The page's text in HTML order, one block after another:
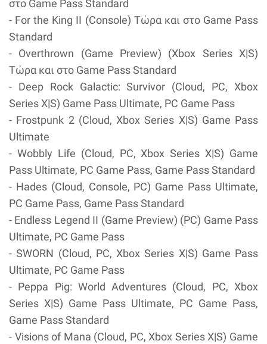
στο Game Pass Standard
- For the King II (Console) Τώρα και στο Game Pass
Standard
- Overthrown (Game Preview) (Xbox Series X|S)
Τώρα και στο Game Pass Standard
- Deep Rock Galactic: Survivor (Cloud, PC, Xbox
Series X|S) Game Pass Ultimate, PC Game Pass
- Frostpunk 2 (Cloud, Xbox Series X|S) Game Pass
Ultimate
- Wobbly Life (Cloud, PC, Xbox Series X|S) Game
Pass Ultimate, PC Game Pass, Game Pass Standard
- Hades (Cloud, Console, PC) Game Pass Ultimate,
PC Game Pass, Game Pass Standard
- Endless Legend II (Game Preview) (PC) Game Pass
Ultimate, PC Game Pass
- SWORN (Cloud, PC, Xbox Series X|S) Game Pass
Ultimate, PC Game Pass
- Peppa Pig: World Adventures (Cloud, PC, Xbox
Series X|S) Game Pass Ultimate, PC Game Pass,
Game Pass Standard
- Visions of Mana (Cloud, PC, Xbox Series X|S) Game